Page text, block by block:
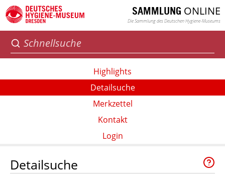
SAMMLUNG ONLINE
Die Sammlung des Deutschen Hygiene-Museums
Highlights
Detailsuche
Merkzettel
Kontakt
Login
Detailsuche